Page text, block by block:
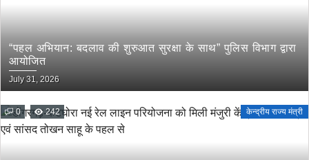
“पहल अभियान: बदलाव की शुरुआत सुरक्षा के साथ” पुलिस विभाग द्वारा
आयोजित
July 31, 2026
0 242 केन्द्रीय राज्य मंत्री